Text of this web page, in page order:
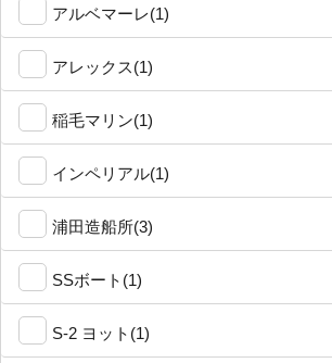
アルベマーレ(1)
アレックス(1)
稲毛マリン(1)
インペリアル(1)
浦田造船所(3)
SSボート(1)
S-2 ヨット(1)